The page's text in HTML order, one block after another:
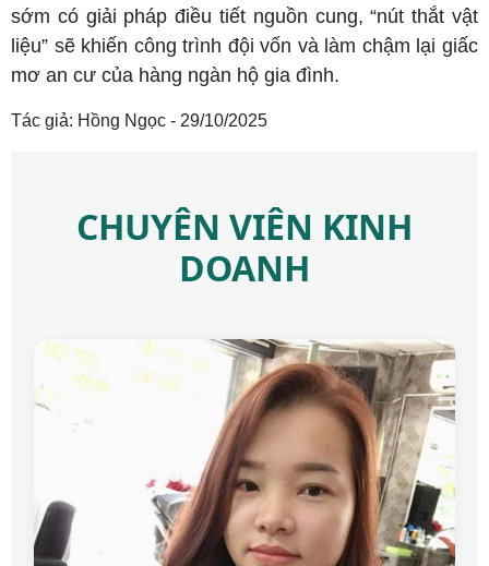
sớm có giải pháp điều tiết nguồn cung, “nút thắt vật
liệu” sẽ khiến công trình đội vốn và làm chậm lại giấc
mơ an cư của hàng ngàn hộ gia đình.
Tác giả: Hồng Ngọc - 29/10/2025
CHUYÊN VIÊN KINH
DOANH